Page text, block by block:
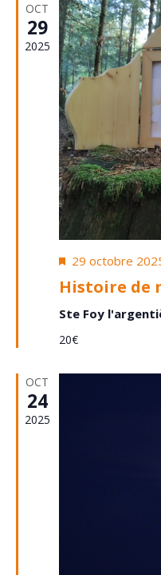
OCT
29
2025
Mis
avant
29 octobre
Histoire de
Ste Foy
20€
OCT
24
2025